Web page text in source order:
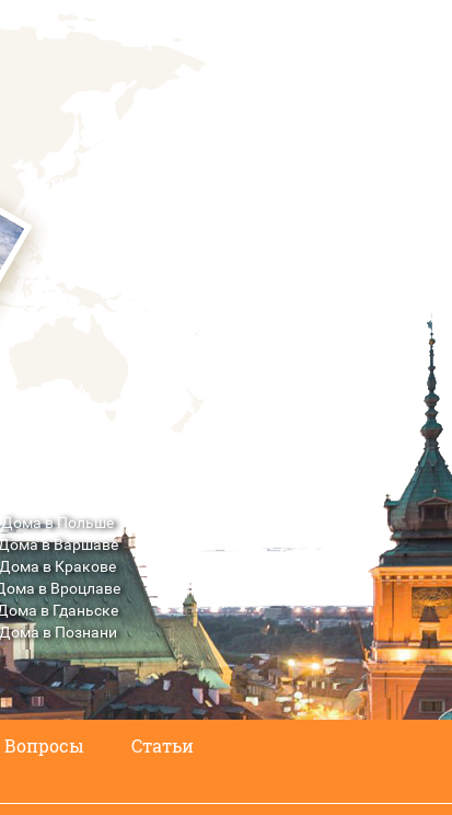
Дома в Польше
в Варшаве
Дома в Кракове
в Вроцлаве
в Гданьске
в Познани
в Люблине
Вопросы
Статьи